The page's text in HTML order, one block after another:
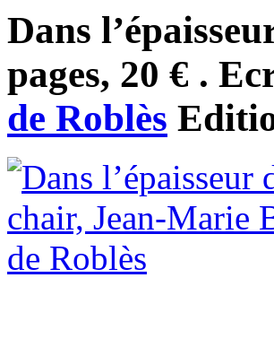
Dans
pages, 20 € .
de Roblès